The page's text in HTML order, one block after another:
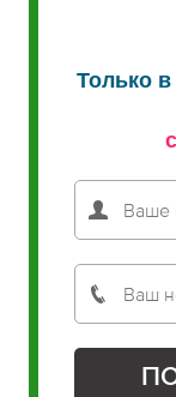
Только в